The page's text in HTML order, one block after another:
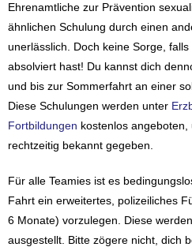
Ehrenamtliche zur Prävention
ähnlichen Schulung durch einen
unerlässlich. Doch keine Sorge,
absolviert hast! Du kannst dich
und bis zur Sommerfahrt an einer
Diese Schulungen werden unter
Fortbildungen kostenlos
rechtzeitig bekannt gegeben.
Für alle Teamies ist es
Fahrt ein erweitertes, polizeiliches
6 Monate) vorzulegen. Diese
ausgestellt. Bitte zögere nicht, dich